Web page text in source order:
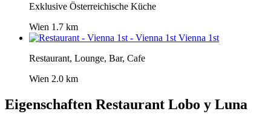
Exklusive Österreichische Küche
Wien 1.7 km
Vienna 1st
Restaurant, Lounge, Bar, Cafe
Wien 2.0 km
Eigenschaften Restaurant Lobo y Luna